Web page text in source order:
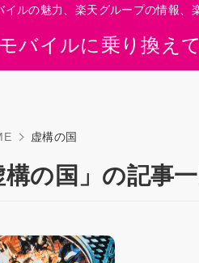
バイルに乗り換え
イルの魅力、楽天グループの情報、
虚構の国
構の国」の記事